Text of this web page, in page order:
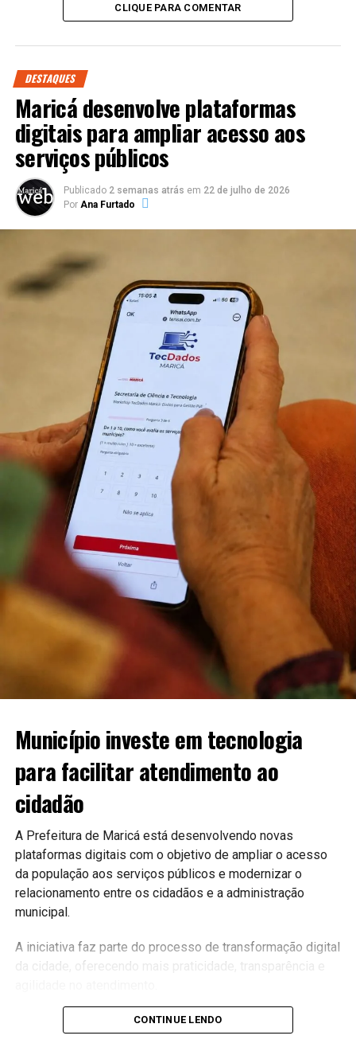
CLIQUE PARA COMENTAR
DESTAQUES
Maricá desenvolve plataformas
digitais para ampliar acesso aos
serviços públicos
Publicado 2 semanas atrás em 22 de julho de 2026
Por Ana Furtado
Município investe em tecnologia
para facilitar atendimento ao
cidadão
A Prefeitura de Maricá está desenvolvendo novas
plataformas digitais com o objetivo de ampliar o acesso
da população aos serviços públicos e modernizar o
relacionamento entre os cidadãos e a administração
municipal.
A iniciativa faz parte do processo de transformação digital
da cidade, oferecendo mais praticidade, transparência e
Serviços mais acessíveis
CONTINUE LENDO